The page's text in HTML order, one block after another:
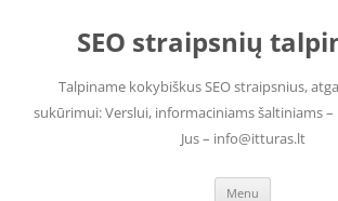
contentSEO straipsnių
Talpiname kokybiškus SEO straipsnius,
sukūrimui: Verslui, informaciniams šaltiniams –
Jus – info@itturas.lt
Menu